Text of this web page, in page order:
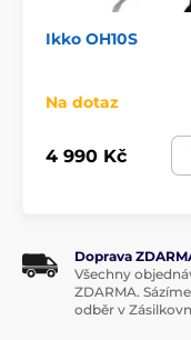
Ikko OH10S
Na dotaz
4 990 Kč
Doprava
Všechny
ZDARMA.
odběr v